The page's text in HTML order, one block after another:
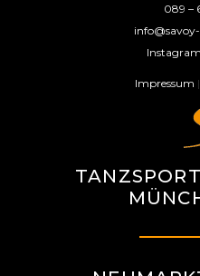
089 –
Instagram
Impressum |